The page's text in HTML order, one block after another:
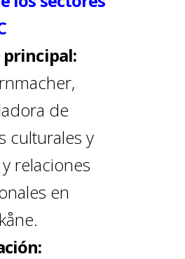
principal:
de
culturales y
relaciones
en